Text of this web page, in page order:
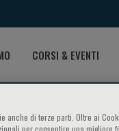
CORSI & EVENTI
anche di terze parti. Oltre ai
per consentire una migliore